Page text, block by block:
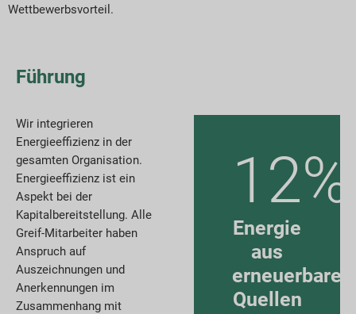
Wettbewerbsvorteil.
Führung
12%
Energie
aus
erneuerbaren
Quellen
Wir integrieren
Energieeffizienz in der
gesamten Organisation.
Energieeffizienz ist ein
Aspekt bei der
Kapitalbereitstellung. Alle
Greif-Mitarbeiter haben
Anspruch auf
Auszeichnungen und
Anerkennungen im
Zusammenhang mit